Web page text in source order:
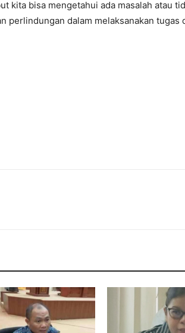
kita bisa mengetahui ada masalah atau
perlindungan dalam melaksanakan tugas